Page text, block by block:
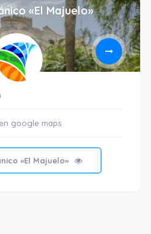
«El Majuelo»
google maps
«El Majuelo»